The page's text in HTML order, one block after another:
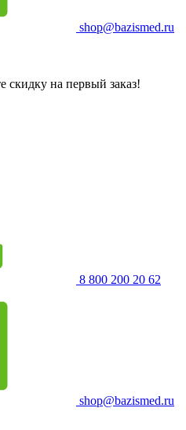
shop@bazismed.ru
скидку на первый заказ!
8 800 200 20 62
shop@bazismed.ru